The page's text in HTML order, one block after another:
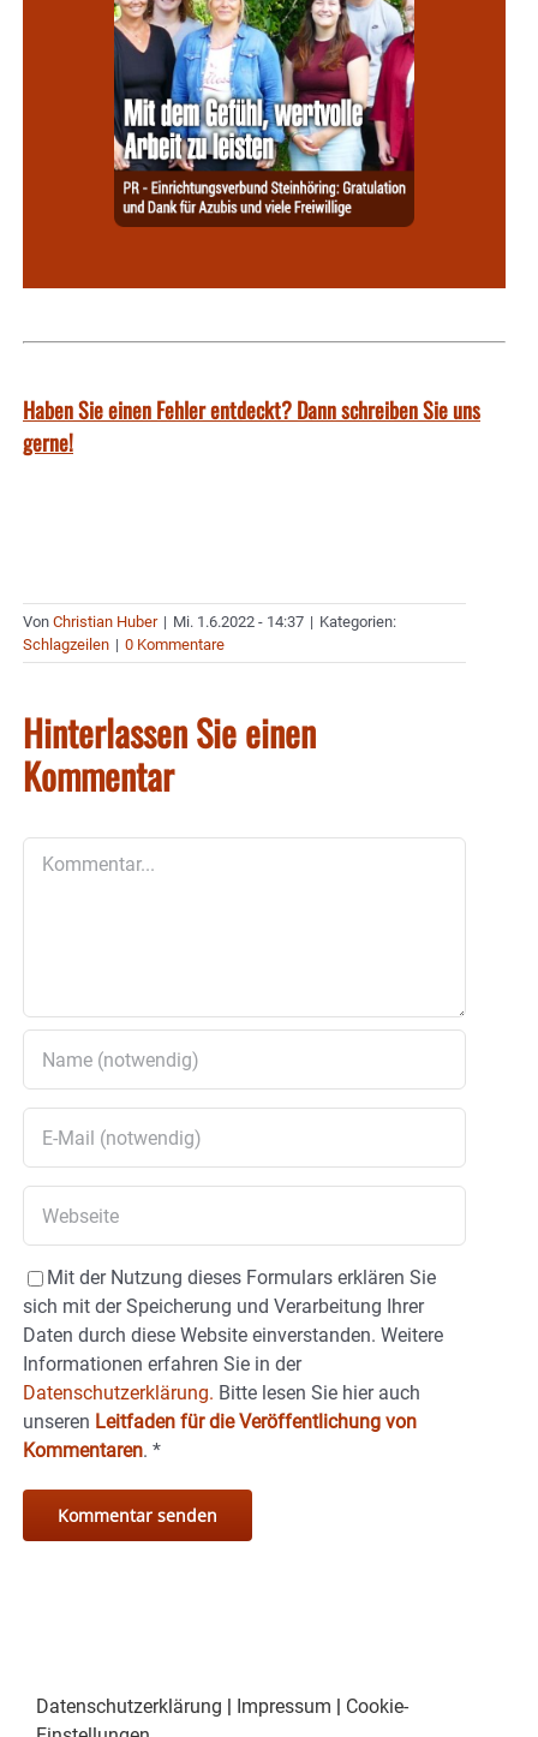
Haben Sie einen Fehler entdeckt? Dann schreiben Sie uns
gerne!
Von Christian Huber | Mi. 1.6.2022 - 14:37 | Kategorien:
Schlagzeilen | 0 Kommentare
Hinterlassen Sie einen
Kommentar
Mit der Nutzung dieses Formulars erklären Sie
sich mit der Speicherung und Verarbeitung Ihrer
Daten durch diese Website einverstanden. Weitere
Informationen erfahren Sie in der
Datenschutzerklärung. Bitte lesen Sie hier auch
unseren Leitfaden für die Veröffentlichung von
Kommentaren. *
Datenschutzerklärung Impressum
Cookie-